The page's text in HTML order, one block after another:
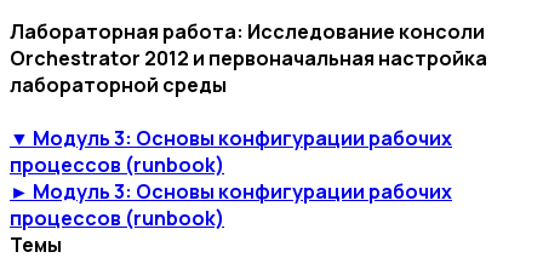
Лабораторная работа: Исследование консоли
Orchestrator 2012 и первоначальная настройка
лабораторной среды
▼ Модуль 3: Основы конфигурации рабочих
процессов (runbook)
► Модуль 3: Основы конфигурации рабочих
процессов (runbook)
Темы